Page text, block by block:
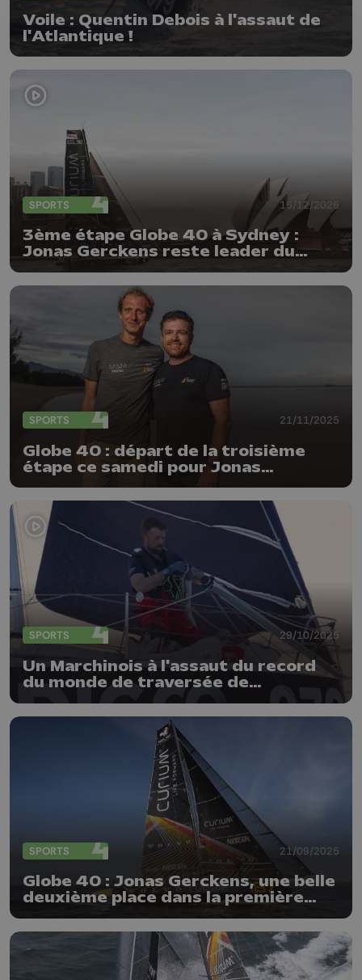
Voile : Quentin Debois à l'assaut de
l'Atlantique !
SPORTS 15/12/2025
3ème étape Globe 40 à Sydney :
Jonas Gerckens reste leader du
classement général
SPORTS 21/11/2025
Globe 40 : départ de la troisième
étape ce samedi pour Jonas
Gerckens
SPORTS 29/10/2025
Un Marchinois à l'assaut du record
du monde de traversée de
SPORTS 21/09/2025
Globe 40 : Jonas Gerckens, une belle
deuxième place dans la première